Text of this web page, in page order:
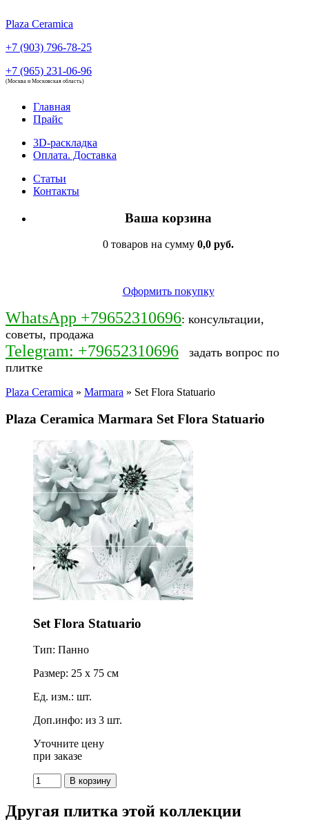
Plaza Ceramica
+7 (903) 796-78-25
+7 (965) 231-06-96
(Москва и Московская область)
Главная
Прайс
3D-раскладка
Оплата. Доставка
Статьи
Контакты
Ваша корзина
0 товаров на сумму 0,0 руб.
Оформить покупку
WhatsApp +79652310696: консультации,
советы, продажа
Telegram: +79652310696
задать вопрос по
плитке
Plaza Ceramica » Marmara » Set Flora Statuario
Plaza Ceramica Marmara Set Flora Statuario
Set Flora Statuario
Тип: Панно
Размер: 25 x 75 см
Ед. изм.: шт.
Доп.инфо: из 3 шт.
Уточните цену
при заказе
Другая плитка этой коллекции